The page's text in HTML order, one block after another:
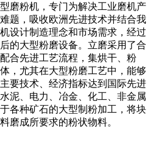
磨粉机，专门为解决工业磨机产
题，吸收欧洲先进技术并结合我
设计制造理念和市场需求，经过
的大型粉磨设备。立磨采用了合
合先进工艺流程，集烘干、粉
，尤其在大型粉磨工艺中，能够
要技术、经济指标达到国际先进
泥、电力、冶金、化工、非金属
各种矿石的大型制粉加工，将块
磨成所要求的粉状物料。